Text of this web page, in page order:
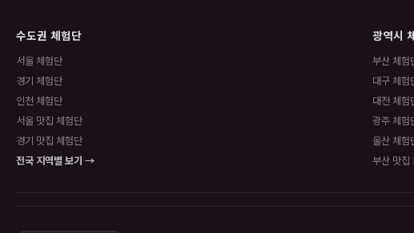
수도권 체험단
서울 체험단
경기 체험단
인천 체험단
서울 맛집 체험단
경기 맛집 체험단
전국 지역별 보기 →
광역시
부산 체험
대구 체험
대전 체험
광주 체험
울산 체험
부산 맛집